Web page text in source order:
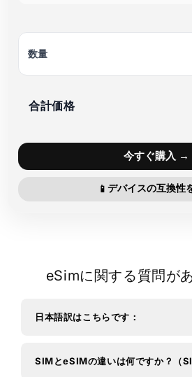
数量
合計価格
今すぐ購入 →
📱 デバイスの互換性
eSimに関する質問が
日本語訳はこちらです：
SIMとeSIMの違いは何ですか？（